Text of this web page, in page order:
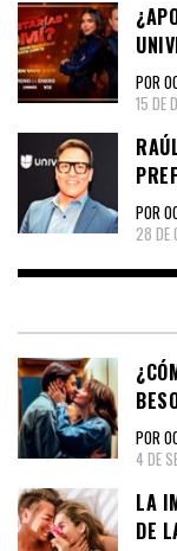
POR
15 DE
POR
28 DE
POR
4 DE
LA
DE